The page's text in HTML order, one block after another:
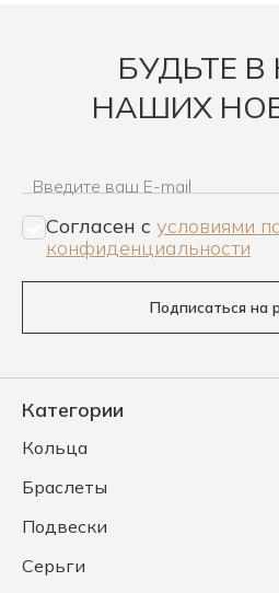
БУДЬТЕ В
НАШИХ
Введите ваш E-mail
Согласен c условиями
конфиденциальности
Подписаться на
Категории
Кольца
Браслеты
Подвески
Серьги